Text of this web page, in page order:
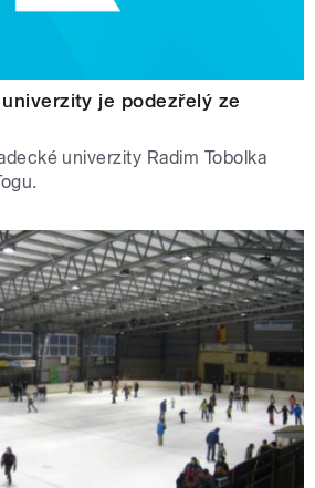
je podezřelý ze
univerzity Radim Tobolka